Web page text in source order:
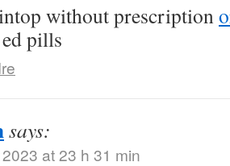
without prescription
pills
says:
at 23 h 31 min